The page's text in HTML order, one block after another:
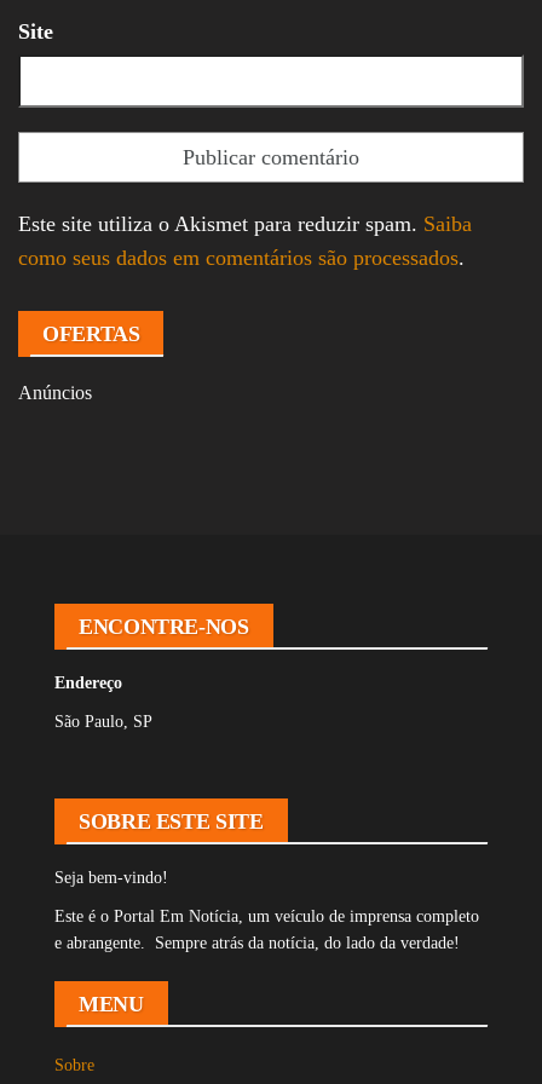
Site
Este site utiliza o Akismet para reduzir spam. Saiba
como seus dados em comentários são processados.
OFERTAS
Anúncios
ENCONTRE-NOS
Endereço
São Paulo, SP
SOBRE ESTE SITE
Seja bem-vindo!
Este é o Portal Em Notícia, um veículo de imprensa completo
e abrangente. Sempre atrás da notícia, do lado da verdade!
MENU
Sobre